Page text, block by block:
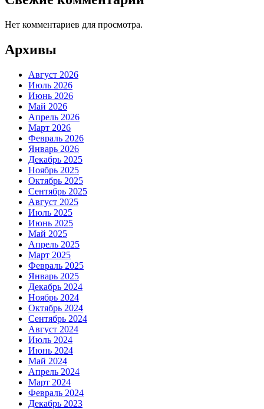
Нет комментариев для просмотра.
Архивы
Август 2026
Июль 2026
Июнь 2026
Май 2026
Апрель 2026
Март 2026
Февраль 2026
Январь 2026
Декабрь 2025
Ноябрь 2025
Октябрь 2025
Сентябрь 2025
Август 2025
Июль 2025
Июнь 2025
Май 2025
Апрель 2025
Март 2025
Февраль 2025
Январь 2025
Декабрь 2024
Ноябрь 2024
Октябрь 2024
Сентябрь 2024
Август 2024
Июль 2024
Июнь 2024
Май 2024
Апрель 2024
Март 2024
Февраль 2024
Декабрь 2023